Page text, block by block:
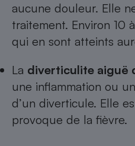
aucune douleur. Elle
traitement. Environ 10
qui en sont atteints
La diverticulite aiguë
une inflammation ou
d’un diverticule. Elle
provoque de la fièvre.